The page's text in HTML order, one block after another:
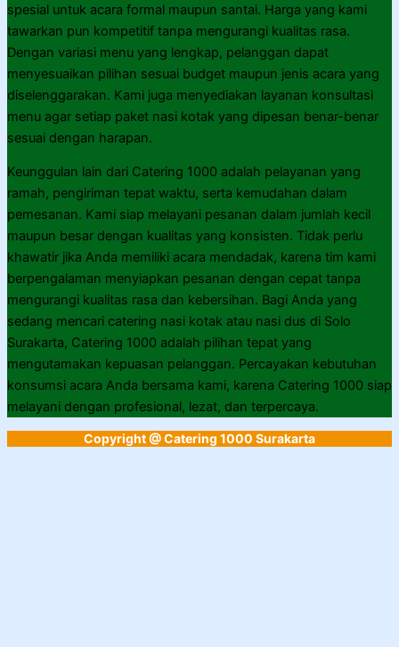
spesial untuk acara formal maupun santai. Harga yang kami
tawarkan pun kompetitif tanpa mengurangi kualitas rasa.
Dengan variasi menu yang lengkap, pelanggan dapat
menyesuaikan pilihan sesuai budget maupun jenis acara yang
diselenggarakan. Kami juga menyediakan layanan konsultasi
menu agar setiap paket nasi kotak yang dipesan benar-benar
sesuai dengan harapan.
Keunggulan lain dari Catering 1000 adalah pelayanan yang
ramah, pengiriman tepat waktu, serta kemudahan dalam
pemesanan. Kami siap melayani pesanan dalam jumlah kecil
maupun besar dengan kualitas yang konsisten. Tidak perlu
khawatir jika Anda memiliki acara mendadak, karena tim kami
berpengalaman menyiapkan pesanan dengan cepat tanpa
mengurangi kualitas rasa dan kebersihan. Bagi Anda yang
sedang mencari catering nasi kotak atau nasi dus di Solo
Surakarta, Catering 1000 adalah pilihan tepat yang
mengutamakan kepuasan pelanggan. Percayakan kebutuhan
konsumsi acara Anda bersama kami, karena Catering 1000 siap
melayani dengan profesional, lezat, dan terpercaya.
Copyright @ Catering 1000 Surakarta